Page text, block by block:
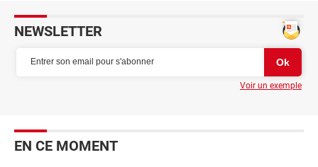
NEWSLETTER
Voir un exemple
EN CE MOMENT